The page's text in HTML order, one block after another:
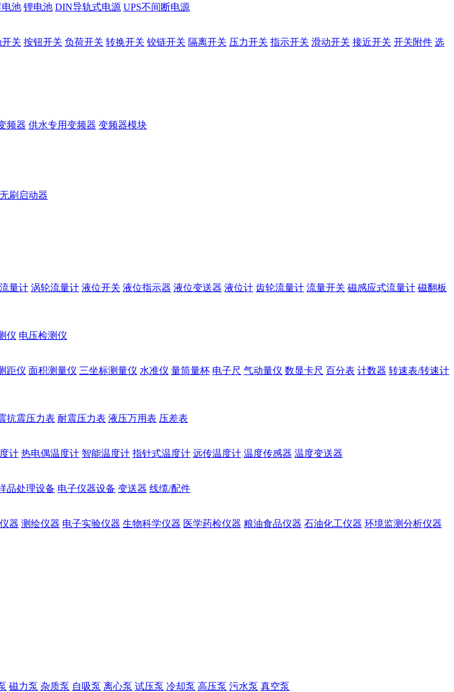
电池 锂电池 DIN导轨式电源 UPS不间断电源
关 按钮开关 负荷开关 转换开关 铰链开关 隔离开关 压力开关 指示开关 滑动开关 接近开关 开关附件 选
频器 供水专用变频器 变频器模块
无刷启动器
量计 涡轮流量计 液位开关 液位指示器 液位变送器 液位计 齿轮流量计 流量开关 磁感应式流量计 磁翻板
仪 电压检测仪
距仪 面积测量仪 三坐标测量仪 水准仪 量筒量杯 电子尺 气动量仪 数显卡尺 百分表 计数器 转速表/转速计
抗震压力表 耐震压力表 液压万用表 压差表
计 热电偶温度计 智能温度计 指针式温度计 远传温度计 温度传感器 温度变送器
品处理设备 电子仪器设备 变送器 线缆/配件
器 测绘仪器 电子实验仪器 生物科学仪器 医学药检仪器 粮油食品仪器 石油化工仪器 环境监测分析仪器
磁力泵 杂质泵 自吸泵 离心泵 试压泵 冷却泵 高压泵 污水泵 真空泵